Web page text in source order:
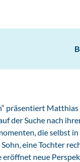
präsentiert
der Suche nach
die selbst
eine Tochter
eröffnet neue